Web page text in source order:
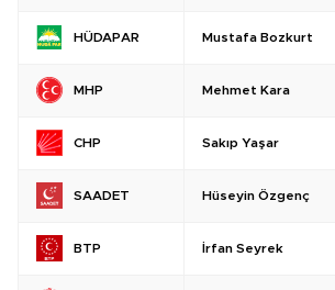
HÜDAPAR Mustafa Bozkurt
MHP Mehmet Kara
CHP Sakıp Yaşar
SAADET Hüseyin Özgenç
BTP İrfan Seyrek